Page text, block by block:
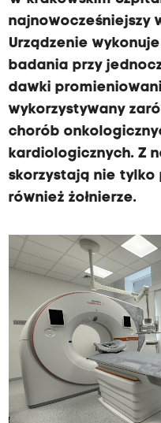
najnowocześniejszy
Urządzenie
badania przy
dawki
wykorzystywany
chorób
kardiologicznych. Z
skorzystają nie
również żołnierze.